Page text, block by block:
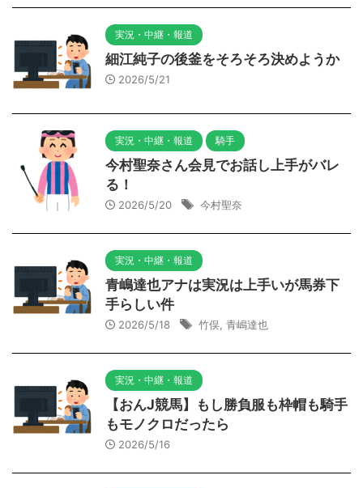
実況・中継・報道
細江純子の後釜をそろそろ決めようか
2026/5/21
実況・中継・報道 騎手
今村聖奈さん会見でお話し上手がバレ
る！
2026/5/20 今村聖奈
実況・中継・報道
青嶋達也アナは実況は上手いが馬券下
手らしい件
2026/5/18 竹俣 青嶋達也
実況・中継・報道
【おんJ競馬】もし勝負服も枠帽も騎手
もモノクロだったら
2026/5/16